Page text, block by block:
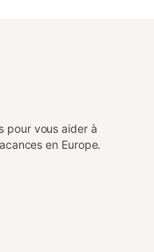
pour vous aider à
en Europe.